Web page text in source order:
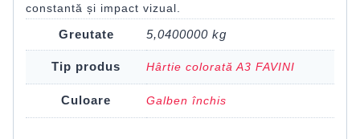
constantă și impact vizual.
Greutate 5,0400000 kg
Tip produs Hârtie colorată A3 FAVINI
Culoare Galben închis